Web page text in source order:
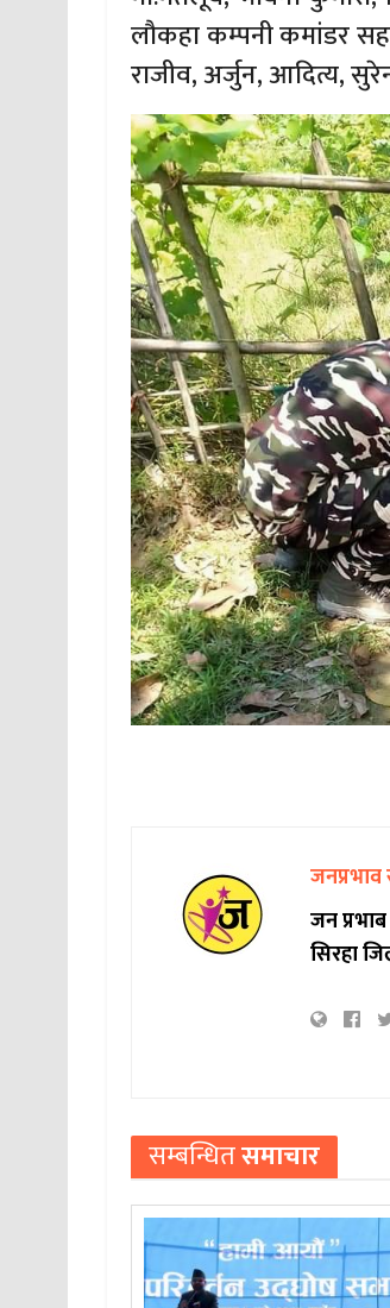
लौकहा कम्पनी कमांडर
राजीव, अर्जुन, आदित्य,
जनप्रभाव
जन
सिरहा
सम्बन्धितसमाचार